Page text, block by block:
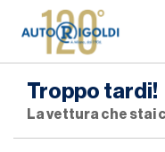
Troppo tardi!
La vettura che stai